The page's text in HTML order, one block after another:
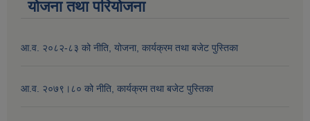
योजना तथा परियोजना
आ.व. २०८२-८३ को नीति, योजना, कार्यक्रम तथा बजेट पुस्तिका
आ.व. २०७९।८० को नीति, कार्यक्रम तथा बजेट पुस्तिका